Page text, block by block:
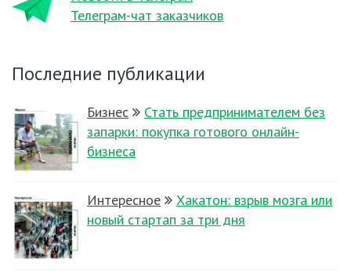
Телеграм-чат заказчиков
Последние публикации
Бизнес
Стать предпринимателем без
запарки: покупка готового онлайн-
бизнеса
Интересное
Хакатон: взрыв мозга или
новый стартап за три дня